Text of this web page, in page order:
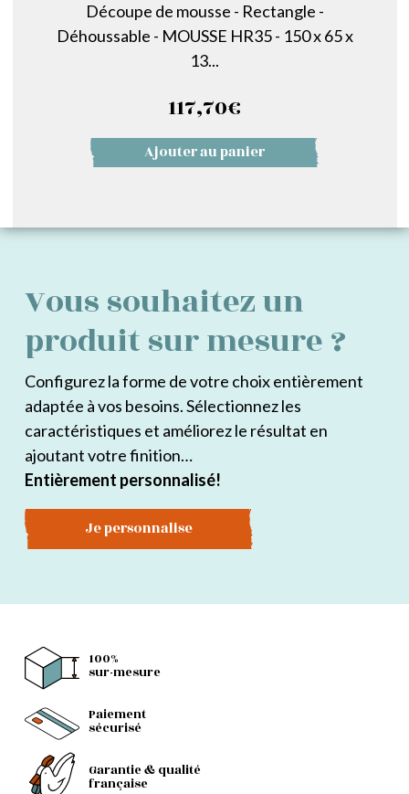
Découpe de mousse - Rectangle -
Déhoussable - MOUSSE HR35 - 150 x 65 x
13...
117,70€
Ajouter au panier
Vous souhaitez un
produit sur mesure ?
Configurez la forme de votre choix entièrement
adaptée à vos besoins. Sélectionnez les
caractéristiques et améliorez le résultat en
ajoutant votre finition…
Entièrement personnalisé!
Je personnalise
100%
sur-mesure
Paiement
sécurisé
Garantie & qualité
française